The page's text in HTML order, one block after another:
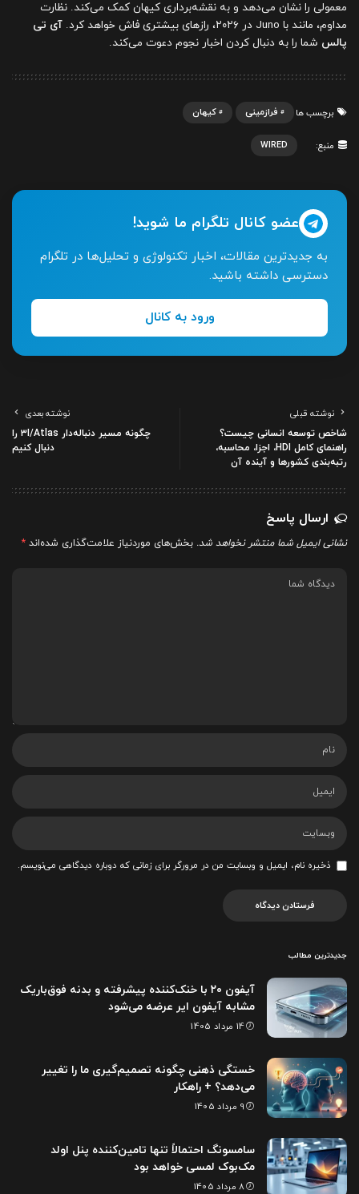
معمولی را نشان می‌دهد و به نقشه‌برداری کیهان کمک می‌کند. نظارت
مداوم، مانند با Juno در ۲۰۲۶، رازهای بیشتری فاش خواهد کرد.
آی تی
پالس شما را به دنبال کردن اخبار نجوم دعوت می‌کند.
برچسب ها فرازمینی کیهان
منبع: WIRED
عضو کانال تلگرام ما شوید!
به جدیدترین مقالات، اخبار تکنولوژی و تحلیل‌ها در تلگرام
دسترسی داشته باشید.
ورود به کانال
نوشته قبلی
شاخص توسعه انسانی چیست؟
راهنمای کامل HDI، اجزا، محاسبه،
رتبه‌بندی کشورها و آینده آن
نوشته بعدی
چگونه مسیر دنباله‌دار ۳I/Atlas را
دنبال کنیم
ارسال پاسخ
نشانی ایمیل شما منتشر نخواهد شد. بخش‌های موردنیاز علامت‌گذاری شده‌اند *
ذخیره نام، ایمیل و وبسایت من در مرورگر برای زمانی که دوباره دیدگاهی می‌نویسم.
جدیدترین مطالب
آیفون ۲۰ با خنک‌کننده پیشرفته و بدنه فوق‌باریک
مشابه آیفون ایر عرضه می‌شود
14 مرداد 1405
خستگی ذهنی چگونه تصمیم‌گیری ما را تغییر
می‌دهد؟ + راهکار
9 مرداد 1405
سامسونگ احتمالاً تنها تامین‌کننده پنل اولد
مک‌بوک لمسی خواهد بود
8 مرداد 1405